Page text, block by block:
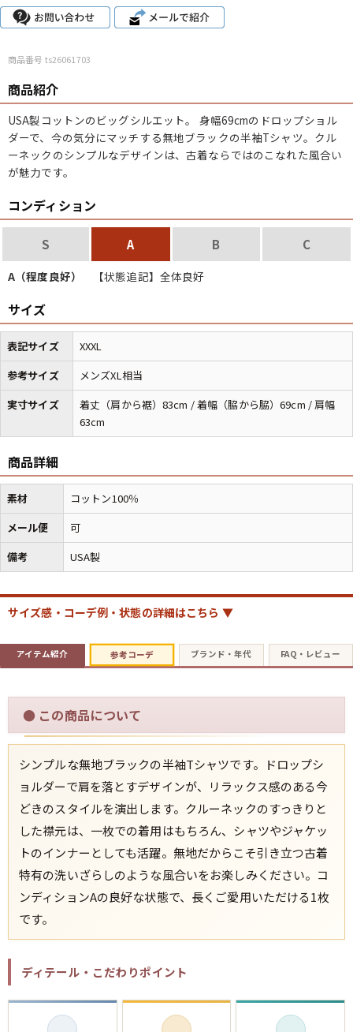
ジャケット
スウェット XS S M L XL
長袖シャツ XS S M L XL
Tシャツ XS S M L XL
パンツ
W30以下 W31,W32 W33,W34
Search by Maniacマニアックから探す
バンド
Tシャツ
アニメ
映画
USA製
すべてのマニアックを見る
Search by Period年代から探す
60年代 50年代 40年代
すべての年代を見る
メディア・イベント情報
Youtube 古着屋Rush Out チャンネル
スタッフコーディネート
商品番号 ts26061703
商品紹介
USA製コットンのビッグシルエット。
身幅69cmのドロップショル
ダーで、今の気分にマッチする無地ブラックの半袖Tシャツ。クル
ーネックのシンプルなデザインは、古着ならではのこなれた風合い
が魅力です。
コンディション
S A B C
A（程度良好） 【状態追記】全体良好
サイズ
表記サイズ
XXXL
参考サイズ
メンズXL相当
実寸サイズ
着丈（肩から裾）83cm / 着幅（脇から脇）69cm / 肩幅
63cm
商品詳細
素材
コットン100％
メール便
可
備考
USA製
サイズ感・コーデ例・状態の詳細はこちら ▼
アイテム紹介 参考コーデ ブランド・年代 FAQ・レビュー
● この商品について
シンプルな無地ブラックの半袖Tシャツです。ドロップシ
ョルダーで肩を落とすデザインが、リラックス感のある今
どきのスタイルを演出します。クルーネックのすっきりと
した襟元は、一枚での着用はもちろん、シャツやジャケッ
トのインナーとしても活躍。無地だからこそ引き立つ古着
特有の洗いざらしのような風合いをお楽しみください。コ
ンディションAの良好な状態で、長くご愛用いただける1枚
です。
ディテール・こだわりポイント